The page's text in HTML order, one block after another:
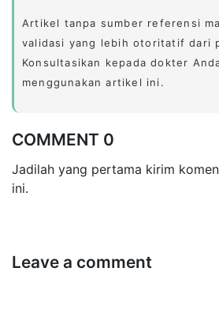
Artikel tanpa sumber referensi
validasi yang lebih otoritatif dari
Konsultasikan kepada dokter
menggunakan artikel ini.
COMMENT 0
Jadilah yang pertama kirim
ini.
Leave a comment